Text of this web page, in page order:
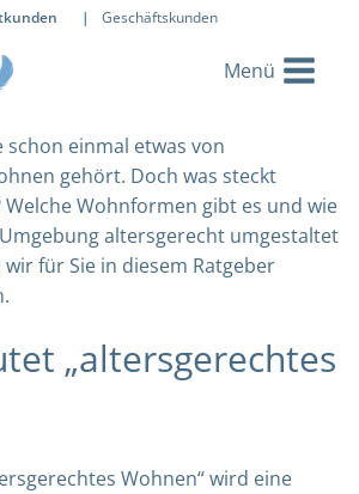
| Geschäftskunden
schon einmal etwas von
gehört. Doch was steckt
Wohnformen gibt es und wie
altersgerecht umgestaltet
für Sie in diesem Ratgeber
„altersgerechtes
Wohnen“ wird eine